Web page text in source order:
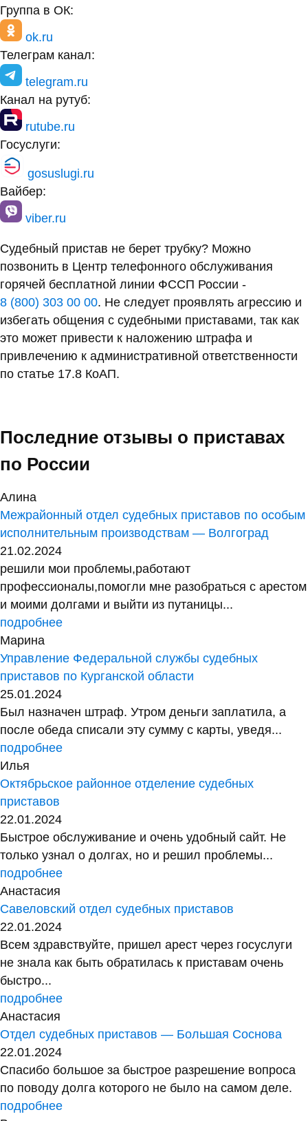
Группа в ОК:
ok.ru
Телеграм канал:
telegram.ru
Канал на рутуб:
rutube.ru
Госуслуги:
gosuslugi.ru
Вайбер:
viber.ru
Судебный пристав не берет трубку? Можно
позвонить в Центр телефонного обслуживания
горячей бесплатной линии ФССП России -
8 (800) 303 00 00. Не следует проявлять агрессию и
избегать общения с судебными приставами, так как
это может привести к наложению штрафа и
привлечению к административной ответственности
по статье 17.8 КоАП.
Последние отзывы о приставах
по России
Алина
Межрайонный отдел судебных приставов по особым
исполнительным производствам — Волгоград
21.02.2024
решили мои проблемы,работают
профессионалы,помогли мне разобраться с арестом
и моими долгами и выйти из путаницы...
подробнее
Марина
Управление Федеральной службы судебных
приставов по Курганской области
25.01.2024
Был назначен штраф. Утром деньги заплатила, а
после обеда списали эту сумму с карты, уведя...
подробнее
Илья
Октябрьское районное отделение судебных
приставов
22.01.2024
Быстрое обслуживание и очень удобный сайт. Не
только узнал о долгах, но и решил проблемы...
подробнее
Анастасия
Савеловский отдел судебных приставов
22.01.2024
Всем здравствуйте, пришел арест через госуслуги
не знала как быть обратилась к приставам очень
быстро...
подробнее
Анастасия
Отдел судебных приставов — Большая Соснова
22.01.2024
Спасибо большое за быстрое разрешение вопроса
по поводу долга которого не было на самом деле.
подробнее